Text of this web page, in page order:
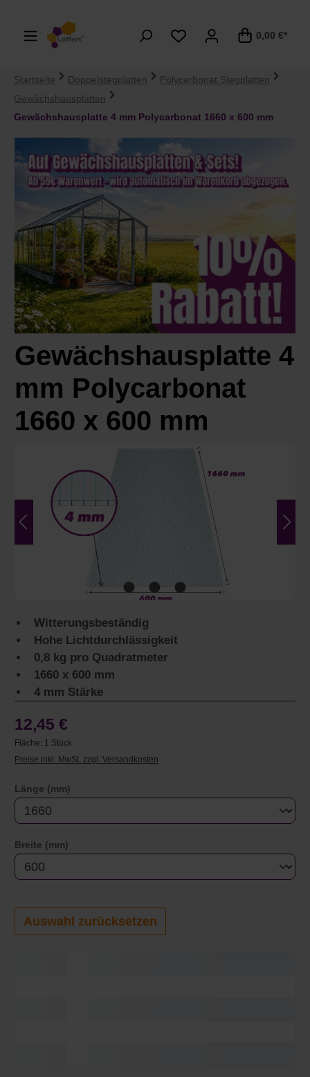
0,00 €*
Startseite Doppelstegplatten
Polycarbonat Stegplatten
Gewächshausplatten
Gewächshausplatte 4 mm Polycarbonat 1660 x 600 mm
Gewächshausplatte 4
mm Polycarbonat
1660 x 600 mm
Witterungsbeständig
Hohe Lichtdurchlässigkeit
0,8 kg pro Quadratmeter
1660 x 600 mm
4 mm Stärke
12,45 €
Fläche: 1 Stück
Preise inkl. MwSt. zzgl. Versandkosten
Länge (mm)
Breite (mm)
Auswahl zurücksetzen